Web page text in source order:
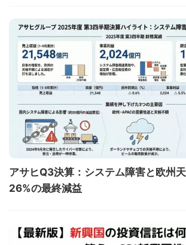
アサヒQ3決算：システム障害と欧州
26%の最終減益